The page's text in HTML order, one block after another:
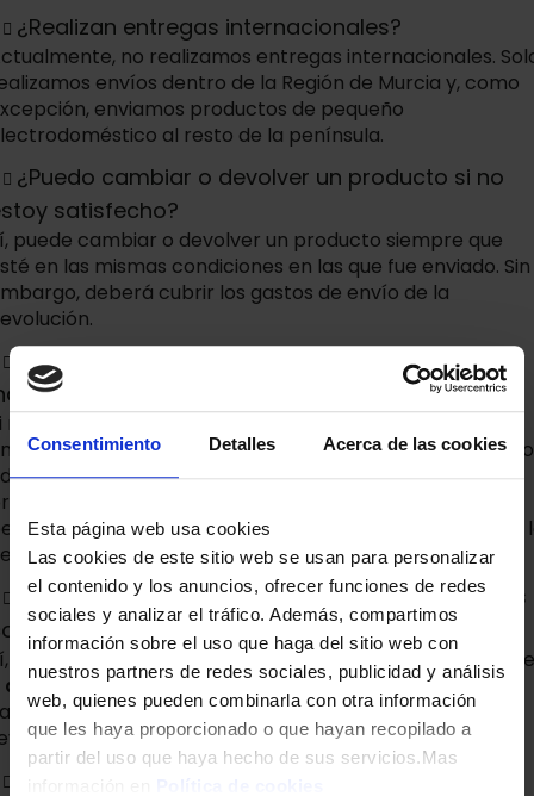
Consentimiento Detalles Acerca de las cookies
Esta página web usa cookies
Las cookies de este sitio web se usan para personalizar
el contenido y los anuncios, ofrecer funciones de redes
sociales y analizar el tráfico. Además, compartimos
información sobre el uso que haga del sitio web con
nuestros partners de redes sociales, publicidad y análisis
web, quienes pueden combinarla con otra información
que les haya proporcionado o que hayan recopilado a
partir del uso que haya hecho de sus servicios.Mas
¿Realizan entregas internacionales?
no realizamos entregas internacionales.
envíos dentro de la Región de Murcia y, como
enviamos productos de pequeño
al resto de la península.
¿Puedo cambiar o devolver un producto si no
satisfecho?
puede cambiar o devolver un producto siempre que
en las mismas condiciones en las que fue enviado. Sin
deberá cubrir los gastos de envío de la
¿Qué hago si recibo un producto dañado o
recibe un producto dañado o incorrecto, nos
de la recogida del artículo sin ningún costo
para usted. Nos pondremos en contacto en
momentos con la persona que ha recibido el
y le indicaremos las pautas a seguir para tramitar
¿Hay algún tipo de garantía para los productos
todos nuestros productos cuentan con una garantía de
años, establecida por la ley en España. Las condiciones
según el producto, por lo que le recomendamos
los detalles en la descripción de cada artículo.